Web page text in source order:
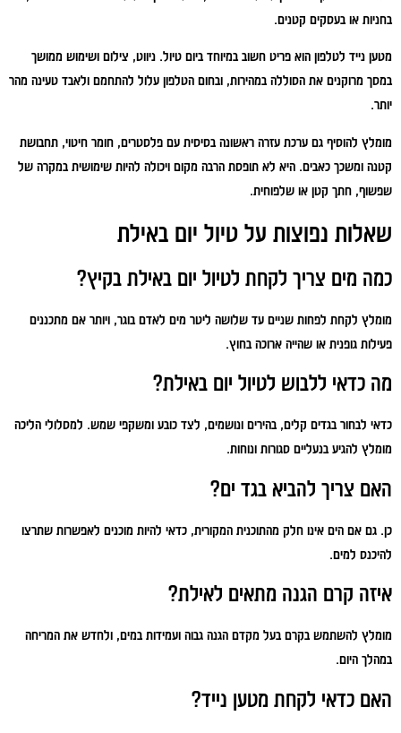
בחניות או בעסקים קטנים.
מטען נייד לטלפון הוא פריט חשוב במיוחד ביום טיול. ניווט, צילום ושימוש ממושך
במסך מרוקנים את הסוללה במהירות, ובחום הטלפון עלול להתחמם ולאבד טעינה מהר
יותר.
מומלץ להוסיף גם ערכת עזרה ראשונה בסיסית עם פלסטרים, חומר חיטוי, תחבושת
קטנה ומשכך כאבים. היא לא תופסת הרבה מקום ויכולה להיות שימושית במקרה של
שפשוף, חתך קטן או שלפוחית.
שאלות נפוצות על טיול יום באילת
כמה מים צריך לקחת לטיול יום באילת בקיץ?
מומלץ לקחת לפחות שניים עד שלושה ליטר מים לאדם בוגר, ויותר אם מתכננים
פעילות גופנית או שהייה ארוכה בחוץ.
מה כדאי ללבוש לטיול יום באילת?
כדאי לבחור בגדים קלים, בהירים ונושמים, לצד כובע ומשקפי שמש. למסלולי הליכה
מומלץ להגיע בנעליים סגורות ונוחות.
האם צריך להביא בגד ים?
כן. גם אם הים אינו חלק מהתוכנית המקורית, כדאי להיות מוכנים לאפשרות שתרצו
להיכנס למים.
איזה קרם הגנה מתאים לאילת?
מומלץ להשתמש בקרם בעל מקדם הגנה גבוה ועמידות במים, ולחדש את המריחה
במהלך היום.
האם כדאי לקחת מטען נייד?